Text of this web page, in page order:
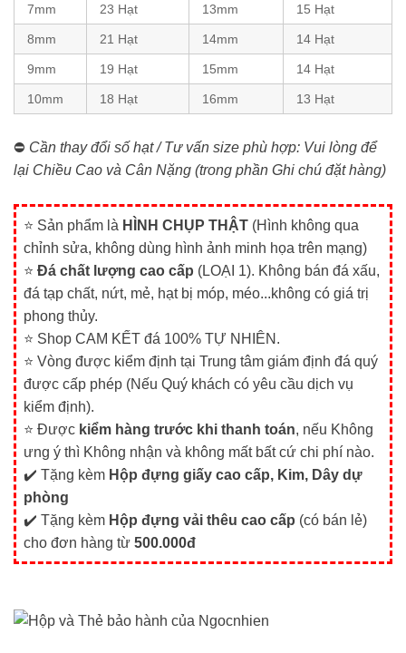
7mm 23 Hạt 13mm 15 Hạt
8mm 21 Hạt 14mm 14 Hạt
9mm 19 Hạt 15mm 14 Hạt
10mm 18 Hạt 16mm 13 Hạt
⛔ Cần thay đổi số hạt / Tư vấn size phù hợp: Vui lòng để
lại Chiều Cao và Cân Nặng (trong phần Ghi chú đặt hàng)
⭐ Sản phẩm là HÌNH CHỤP THẬT (Hình không qua
chỉnh sửa, không dùng hình ảnh minh họa trên mạng)
⭐ Đá chất lượng cao cấp (LOẠI 1). Không bán đá xấu,
đá tạp chất, nứt, mẻ, hạt bị móp, méo...không có giá trị
phong thủy.
⭐ Shop CAM KẾT đá 100% TỰ NHIÊN.
⭐ Vòng được kiểm định tại Trung tâm giám định đá quý
được cấp phép (Nếu Quý khách có yêu cầu dịch vụ
kiểm định).
⭐ Được kiểm hàng trước khi thanh toán, nếu Không
ưng ý thì Không nhận và không mất bất cứ chi phí nào.
✔️ Tặng kèm Hộp đựng giấy cao cấp, Kim, Dây dự
phòng
✔️ Tặng kèm Hộp đựng vải thêu cao cấp (có bán lẻ)
cho đơn hàng từ 500.000đ